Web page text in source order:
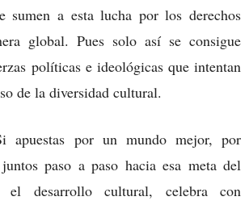
sumen a esta lucha por los derechos
global. Pues solo así se consigue
políticas e ideológicas que intentan
de la diversidad cultural.
apuestas por un mundo mejor, por
paso a paso hacia esa meta del
el desarrollo cultural, celebra con